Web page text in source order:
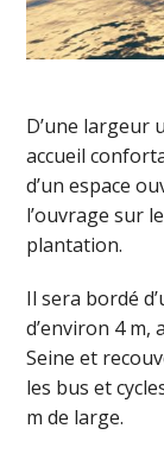
D’une largeur
accueil
d’un espace
l’ouvrage sur
plantation.
Il sera bordé
d’environ 4 m,
Seine et
les bus et
m de large.